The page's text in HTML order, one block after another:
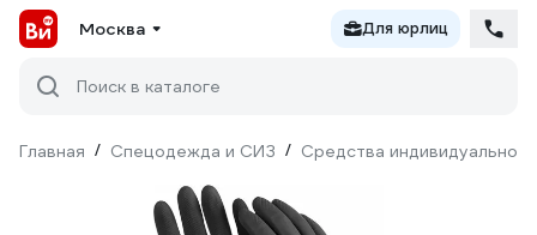
Москва Для юрлиц
Поиск в каталоге
Главная / Спецодежда и СИЗ / Средства индивидуальной